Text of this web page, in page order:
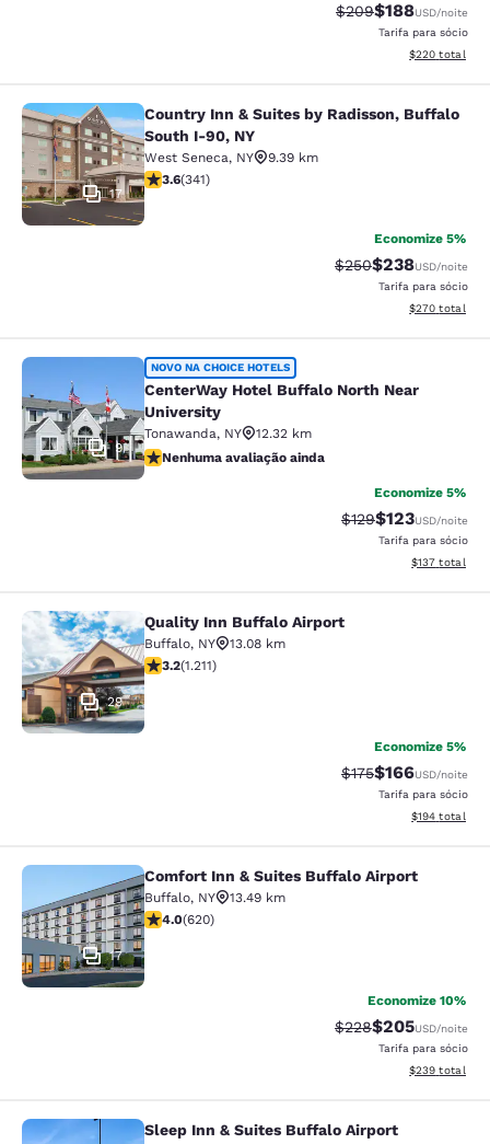
Tarifa anterior
$209Tarifa com
$188USD/noite
Tarifa para sócio
Exibir
$220 total
Country Inn & Suites by Radisson,
17
Country Inn & Suites by Radisson, Buffalo
South I-90, NY
West Seneca, NY
9.39 km
classificação 3.64 estrelas. Bom. 341 avaliações
3.6(341)
Economize 5%
Tarifa anterior
$250Tarifa com
$238USD/noite
Tarifa para sócio
Exibir
$270 total
CenterWay Hotel Buffalo North
9
NOVO NA CHOICE HOTELS
CenterWay Hotel Buffalo North Near
University
Tonawanda, NY
12.32 km
Nenhuma avaliação ainda
Nenhuma avaliação ainda
Economize 5%
Tarifa anterior
$129Tarifa com
$123USD/noite
Tarifa para sócio
Exibir
$137 total
Quality Inn Buffalo Airport
29
Quality Inn Buffalo Airport
Buffalo, NY
13.08 km
classificação 3.2 estrelas. Bom. 1211 avaliações
3.2(1.211)
Economize 5%
Tarifa anterior
$175Tarifa com
$166USD/noite
Tarifa para sócio
Exibir
$194 total
Comfort Inn & Suites Buffalo Airport
17
Comfort Inn & Suites Buffalo Airport
Buffalo, NY
13.49 km
classificação 3.96 estrelas. Bom. 620 avaliações
4.0(620)
Economize 10%
Tarifa anterior
$228Tarifa com
$205USD/noite
Tarifa para sócio
Exibir
$239 total
Sleep Inn & Suites Buffalo Airport
Sleep Inn & Suites Buffalo Airport